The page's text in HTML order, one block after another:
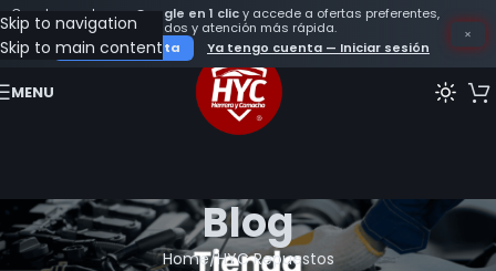
Crea tu cuenta con Google en 1 clicy accede a ofertas preferentes,
seguimiento de tus pedidos y atención más rápida.
Crear mi cuenta
Ya tengo cuenta — Iniciar sesión
×
Skip to navigation
Skip to main content
MENU
Blog
Home HYC Repuestos